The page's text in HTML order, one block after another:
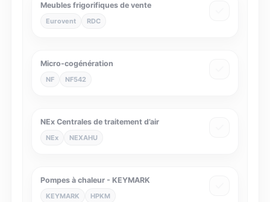
Meubles frigorifiques de vente
Eurovent RDC
Micro-cogénération
NF NF542
NEx Centrales de traitement d’air
NEx NEXAHU
Pompes à chaleur - KEYMARK
KEYMARK HPKM